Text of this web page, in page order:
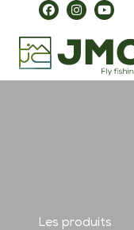
Les produits